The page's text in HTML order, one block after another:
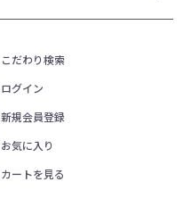
こだわり検索
ログイン
新規会員登録
お気に入り
カートを見る